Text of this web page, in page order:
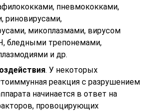
пневмококками,
риновирусами,
микоплазмами, вирусом
бледными трепонемами,
и др.
. У некоторых
реакция с разрушением
начинается в ответ на
провоцирующих